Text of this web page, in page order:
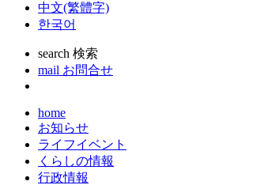
中文(繁體字)
한국어
search 検索
mail お問合せ
home
お知らせ
ライフイベント
くらしの情報
行政情報